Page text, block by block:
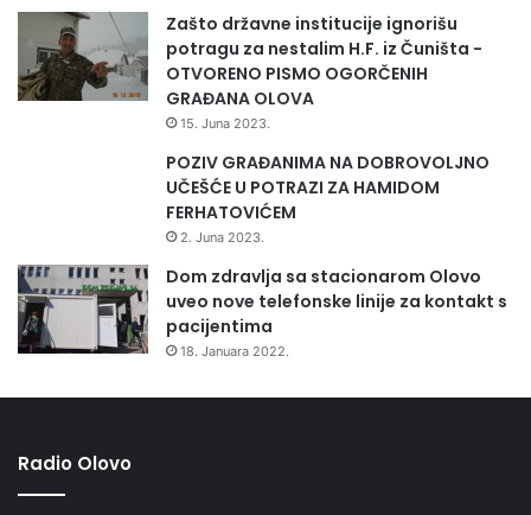
Zašto državne institucije ignorišu
potragu za nestalim H.F. iz Čuništa -
OTVORENO PISMO OGORČENIH
GRAĐANA OLOVA
15. Juna 2023.
POZIV GRAĐANIMA NA DOBROVOLJNO
UČEŠĆE U POTRAZI ZA HAMIDOM
FERHATOVIĆEM
2. Juna 2023.
Dom zdravlja sa stacionarom Olovo
uveo nove telefonske linije za kontakt s
pacijentima
18. Januara 2022.
Radio Olovo